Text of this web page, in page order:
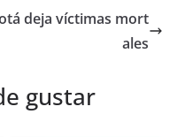
deja víctimas mort
ales
gustar